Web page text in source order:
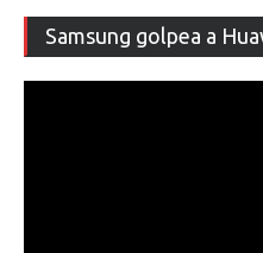
Samsung golpea a